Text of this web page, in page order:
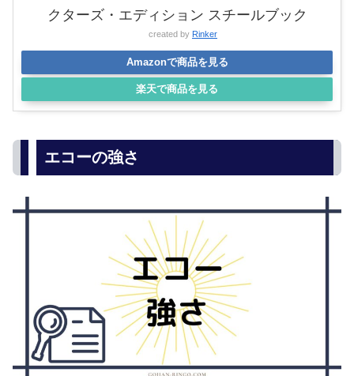
クターズ・エディション スチールブック
created by Rinker
Amazonで商品を見る
楽天で商品を見る
エコーの強さ